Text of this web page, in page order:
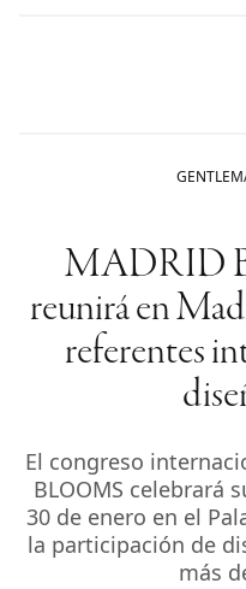
MADRID
reunirá en
referentes
El congreso
BLOOMS celebrará
30 de enero en el
la participación de
más